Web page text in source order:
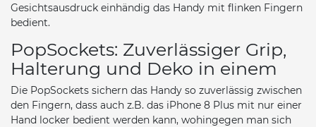
Gesichtsausdruck einhändig das Handy mit flinken Fingern
bedient.
PopSockets: Zuverlässiger Grip,
Halterung und Deko in einem
Die PopSockets sichern das Handy so zuverlässig zwischen
den Fingern, dass auch z.B. das iPhone 8 Plus mit nur einer
Hand locker bedient werden kann, wohingegen man sich